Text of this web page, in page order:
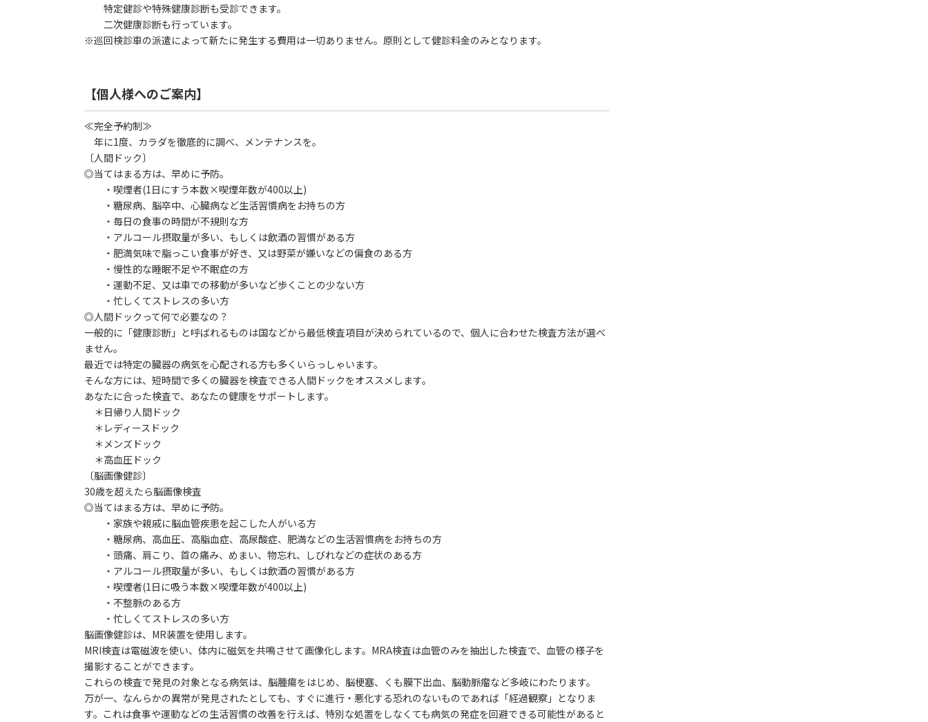
特定健診や特殊健康診断も受診できます。
二次健康診断も行っています。
※巡回検診車の派遣によって新たに発生する費用は一切ありません。原則として健診料金のみとなります。
【個人様へのご案内】
≪完全予約制≫
年に1度、カラダを徹底的に調べ、メンテナンスを。
〔人間ドック〕
◎当てはまる方は、早めに予防。
・喫煙者(1日にすう本数×喫煙年数が400以上)
・糖尿病、脳卒中、心臓病など生活習慣病をお持ちの方
・毎日の食事の時間が不規則な方
・アルコール摂取量が多い、もしくは飲酒の習慣がある方
・肥満気味で脂っこい食事が好き、又は野菜が嫌いなどの偏食のある方
・慢性的な睡眠不足や不眠症の方
・運動不足、又は車での移動が多いなど歩くことの少ない方
・忙しくてストレスの多い方
◎人間ドックって何で必要なの？
一般的に「健康診断」と呼ばれるものは国などから最低検査項目が決められているので、個人に合わせた検査方法が選べ
ません。
最近では特定の臓器の病気を心配される方も多くいらっしゃいます。
そんな方には、短時間で多くの臓器を検査できる人間ドックをオススメします。
あなたに合った検査で、あなたの健康をサポートします。
＊日帰り人間ドック
＊レディースドック
＊メンズドック
＊高血圧ドック
〔脳画像健診〕
30歳を超えたら脳画像検査
◎当てはまる方は、早めに予防。
・家族や親戚に脳血管疾患を起こした人がいる方
・糖尿病、高血圧、高脂血症、高尿酸症、肥満などの生活習慣病をお持ちの方
・頭痛、肩こり、首の痛み、めまい、物忘れ、しびれなどの症状のある方
・アルコール摂取量が多い、もしくは飲酒の習慣がある方
・喫煙者(1日に吸う本数×喫煙年数が400以上)
・不整脈のある方
・忙しくてストレスの多い方
脳画像健診は、MR装置を使用します。
MRI検査は電磁波を使い、体内に磁気を共鳴させて画像化します。MRA検査は血管のみを抽出した検査で、血管の様子を
撮影することができます。
これらの検査で発見の対象となる病気は、脳腫瘍をはじめ、脳梗塞、くも膜下出血、脳動脈瘤など多岐にわたります。
万が一、なんらかの異常が発見されたとしても、すぐに進行・悪化する恐れのないものであれば「経過観察」となりま
す。これは食事や運動などの生活習慣の改善を行えば、特別な処置をしなくても病気の発症を回避できる可能性があると